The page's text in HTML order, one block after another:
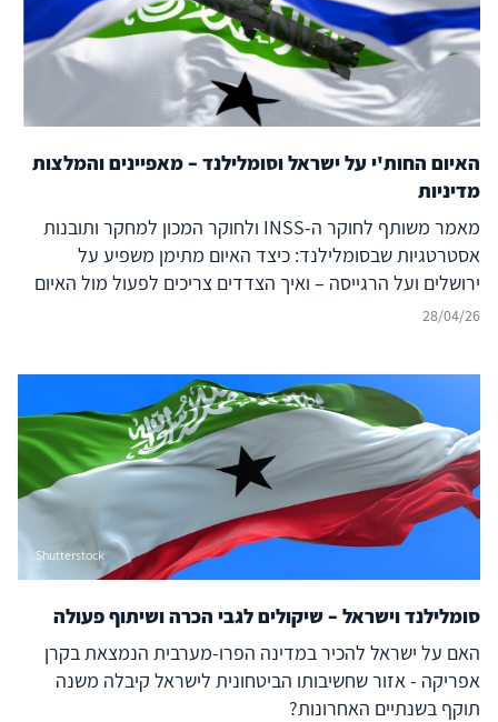
האיום החות'י על ישראל וסומלילנד – מאפיינים והמלצות
מדיניות
מאמר משותף לחוקר ה-INSS ולחוקר המכון למחקר ותובנות
אסטרטגיות שבסומלילנד: כיצד האיום מתימן משפיע על
ירושלים ועל הרגייסה – ואיך הצדדים צריכים לפעול מול האיום
המשותף?
28/04/26
Shutterstock
סומלילנד וישראל – שיקולים לגבי הכרה ושיתוף פעולה
האם על ישראל להכיר במדינה הפרו-מערבית הנמצאת בקרן
אפריקה - אזור שחשיבותו הביטחונית לישראל קיבלה משנה
תוקף בשנתיים האחרונות?